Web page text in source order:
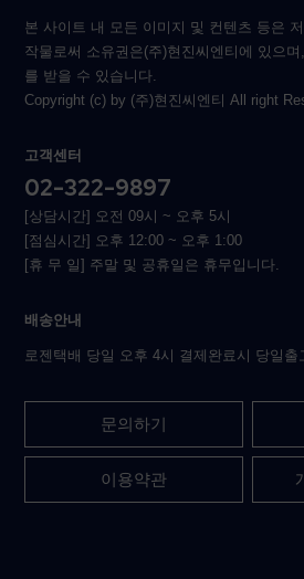
본 사이트 내 모든 이미지 및 컨텐츠 등은
작물로써 소유권은(주)현진씨엔티에 있으
를 받을 수 있습니다.
Copyright (c) by (주)현진씨엔티 All right
고객센터
02-322-9897
[상담시간] 오전 09시 ~ 오후 5시
[점심시간] 오후 12:00 ~ 오후 1:00
[휴 무 일] 주말 및 공휴일은 휴무입니다.
배송안내
로젠택배 당일 오후 4시 결제완료시 당일
문의하기
이용약관